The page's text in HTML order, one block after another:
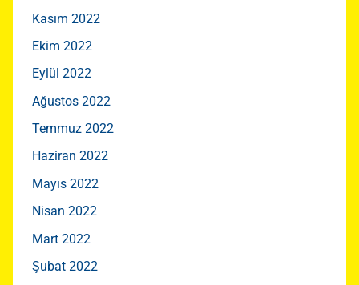
Kasım 2022
Ekim 2022
Eylül 2022
Ağustos 2022
Temmuz 2022
Haziran 2022
Mayıs 2022
Nisan 2022
Mart 2022
Şubat 2022